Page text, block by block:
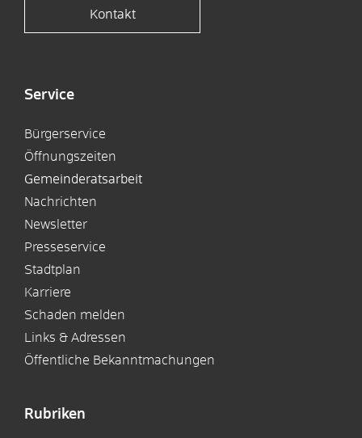
Kontakt
Service
Bürgerservice
Öffnungszeiten
Gemeinderatsarbeit
Nachrichten
Newsletter
Presseservice
Stadtplan
Karriere
Schaden melden
Links & Adressen
Öffentliche Bekanntmachungen
Rubriken